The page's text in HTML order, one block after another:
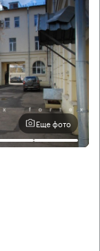
Еще фото